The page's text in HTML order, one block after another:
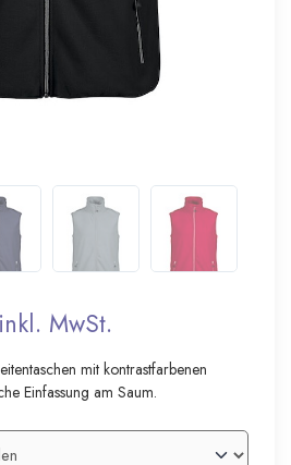
inkl. MwSt.
mit kontrastfarbenen
Einfassung am Saum.